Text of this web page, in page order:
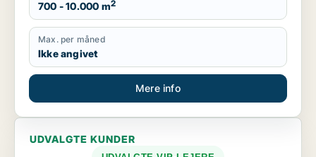
700 - 10.000 m2
Max. per måned
Ikke angivet
Mere info
UDVALGTE KUNDER